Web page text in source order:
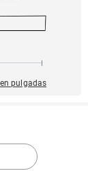
pulgadas